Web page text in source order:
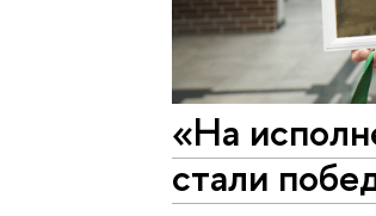
«На
стали